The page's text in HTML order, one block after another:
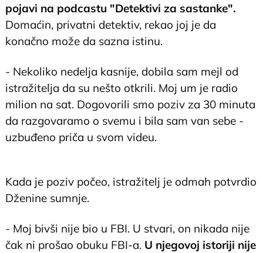
pojavi na podcastu "Detektivi za sastanke".
Domaćin, privatni detektiv, rekao joj je da
konačno može da sazna istinu.
- Nekoliko nedelja kasnije, dobila sam mejl od
istražitelja da su nešto otkrili. Moj um je radio
milion na sat. Dogovorili smo poziv za 30 minuta
da razgovaramo o svemu i bila sam van sebe -
uzbuđeno priča u svom videu.
DEBRIEF! WHAT DO WE THINK after finding out the
news from the PI?#dating
#truecrimecommunity
Kada je poziv počeo, istražitelj je odmah potvrdio
Dženine sumnje.
- Moj bivši nije bio u FBI. U stvari, on nikada nije
čak ni prošao obuku FBI-a. U njegovoj istoriji nije